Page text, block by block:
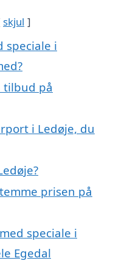
skjul
speciale i
på
i Ledøje, du
prisen på
speciale i
Egedal